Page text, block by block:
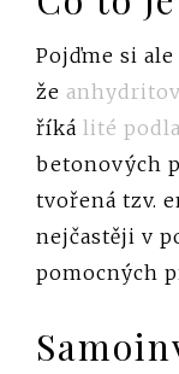
Pojďme si
že
říká lité
betonových
tvořená tzv.
nejčastěji v
pomocných